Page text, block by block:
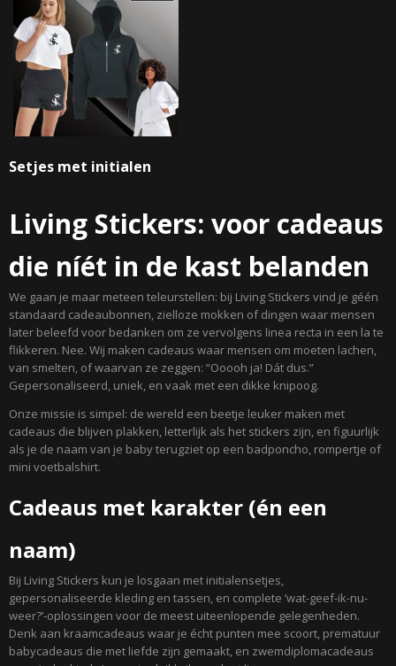
Setjes met initialen
Living Stickers: voor cadeaus
die níét in de kast belanden
We gaan je maar meteen teleurstellen: bij Living Stickers vind je géén
standaard cadeaubonnen, zielloze mokken of dingen waar mensen
later beleefd voor bedanken om ze vervolgens linea recta in een la te
flikkeren. Nee. Wij maken cadeaus waar mensen om moeten lachen,
van smelten, of waarvan ze zeggen: “Ooooh ja! Dát dus.”
Gepersonaliseerd, uniek, en vaak met een dikke knipoog.
Onze missie is simpel: de wereld een beetje leuker maken met
cadeaus die blijven plakken, letterlijk als het stickers zijn, en figuurlijk
als je de naam van je baby terugziet op een badponcho, rompertje of
mini voetbalshirt.
Cadeaus met karakter (én een
naam)
Bij Living Stickers kun je losgaan met initialensetjes,
gepersonaliseerde kleding en tassen, en complete ‘wat-geef-ik-nu-
weer?’-oplossingen voor de meest uiteenlopende gelegenheden.
Denk aan kraamcadeaus waar je écht punten mee scoort, prematuur
babycadeaus die met liefde zijn gemaakt, en zwemdiplomacadeaus